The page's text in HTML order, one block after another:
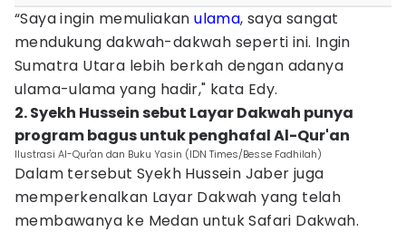
“Saya ingin memuliakanulama, saya sangat
mendukung dakwah-dakwah seperti ini. Ingin
Sumatra Utara lebih berkah dengan adanya
ulama-ulama yang hadir," kata Edy.
2. Syekh Hussein sebut Layar Dakwah punya
program bagus untuk penghafal Al-Qur'an
Ilustrasi Al-Qur'an dan Buku Yasin (IDN Times/Besse Fadhilah)
Dalam tersebut Syekh Hussein Jaber juga
memperkenalkan Layar Dakwah yang telah
membawanya ke Medan untuk Safari Dakwah.